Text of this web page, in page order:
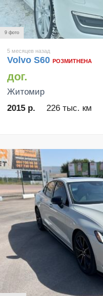
9 фото
5 месяцев назад
Volvo S60 РОЗМИТНЕНА
дог.
Житомир
2015 р.
226 тыс. км